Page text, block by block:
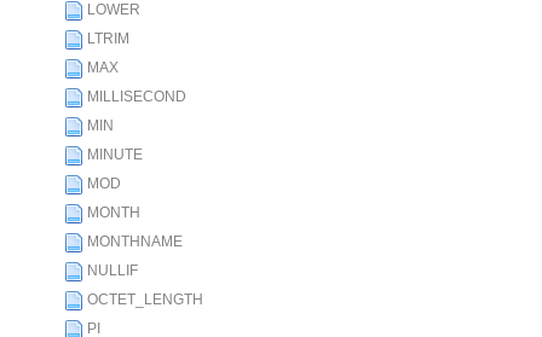
LOWER
LTRIM
MAX
MILLISECOND
MIN
MINUTE
MOD
MONTH
MONTHNAME
NULLIF
OCTET_LENGTH
PI